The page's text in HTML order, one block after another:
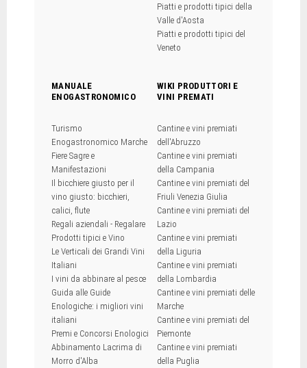
Piatti e prodotti tipici della
Valle d'Aosta
Piatti e prodotti tipici del
Veneto
MANUALE
ENOGASTRONOMICO
Turismo
Enogastronomico Marche
Fiere Sagre e
Manifestazioni
Il bicchiere giusto per il
vino giusto: bicchieri,
calici, flute
Regali aziendali - Regalare
Prodotti tipici e Vino
Le Verticali dei Grandi Vini
Italiani
I vini da abbinare al pesce
Guida alle Guide
Enologiche: i migliori vini
italiani
Premi e Concorsi Enologici
Abbinamento Lacrima di
Morro d'Alba
WIKI PRODUTTORI E
VINI PREMATI
Cantine e vini premiati
dell'Abruzzo
Cantine e vini premiati
della Campania
Cantine e vini premiati del
Friuli Venezia Giulia
Cantine e vini premiati del
Lazio
Cantine e vini premiati
della Liguria
Cantine e vini premiati
della Lombardia
Cantine e vini premiati delle
Marche
Cantine e vini premiati del
Piemonte
Cantine e vini premiati
della Puglia